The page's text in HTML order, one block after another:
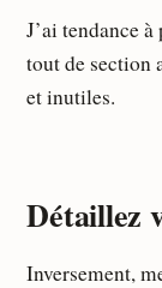
J’ai tendance
tout de section
et inutiles.
Détaillez
Inversement,